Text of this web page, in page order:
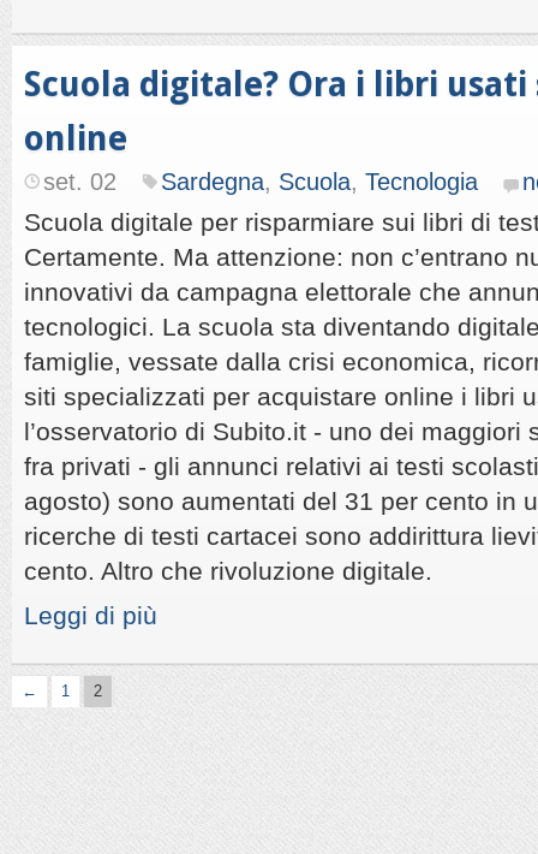
Scuola digitale? Ora i libri usati
online
set. 02 Sardegna, Scuola, Tecnologia
Scuola digitale per risparmiare sui libri di
Certamente. Ma attenzione: non c’entrano
innovativi da campagna elettorale che
tecnologici. La scuola sta diventando
famiglie, vessate dalla crisi economica,
siti specializzati per acquistare online i libri
l’osservatorio di Subito.it - uno dei maggiori
fra privati - gli annunci relativi ai testi
agosto) sono aumentati del 31 per cento in
ricerche di testi cartacei sono addirittura
cento. Altro che rivoluzione digitale.
Leggi di più
← 1 2